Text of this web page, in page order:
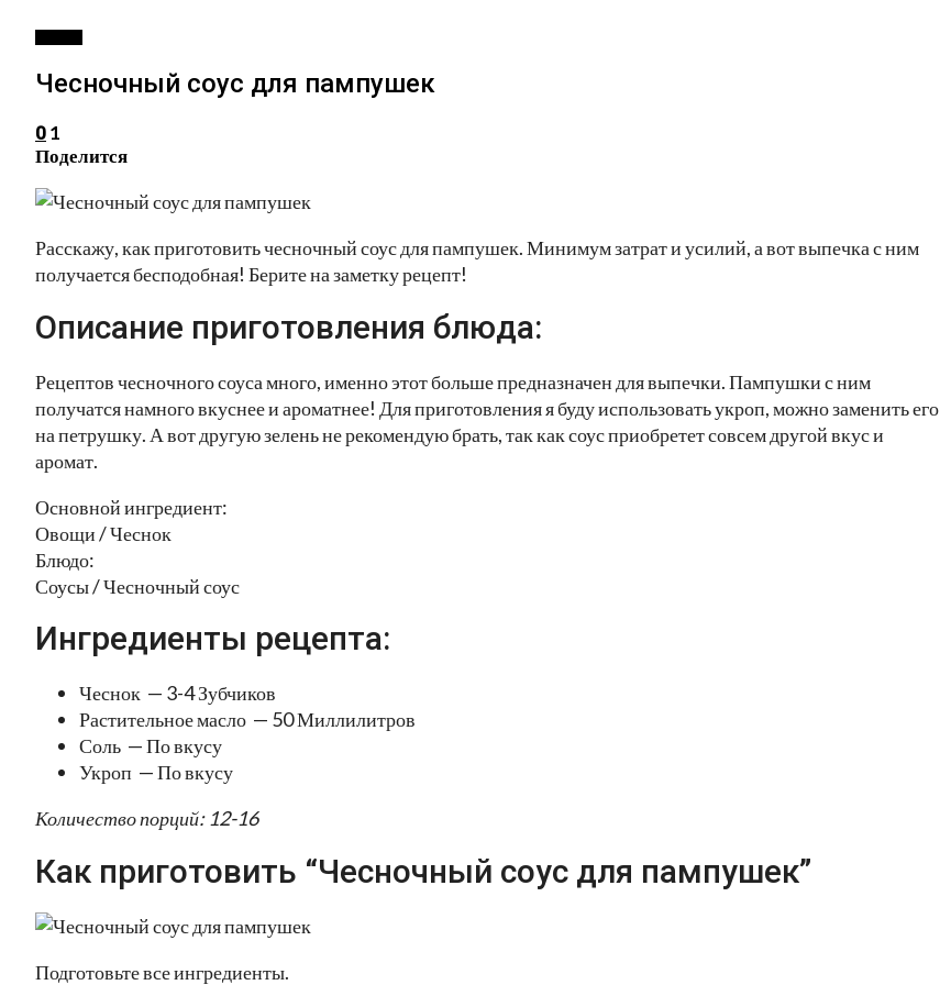
Чесночный соус для пампушек
0 1
Поделится
Расскажу, как приготовить чесночный соус для пампушек. Минимум затрат и усилий, а вот выпечка с ним
получается бесподобная! Берите на заметку рецепт!
Описание приготовления блюда:
Рецептов чесночного соуса много, именно этот больше предназначен для выпечки. Пампушки с ним
получатся намного вкуснее и ароматнее! Для приготовления я буду использовать укроп, можно заменить его
на петрушку. А вот другую зелень не рекомендую брать, так как соус приобретет совсем другой вкус и
аромат.
Основной ингредиент:
Овощи / Чеснок
Блюдо:
Соусы / Чесночный соус
Ингредиенты рецепта:
Чеснок — 3-4 Зубчиков
Растительное масло — 50 Миллилитров
Соль — По вкусу
Укроп — По вкусу
Количество порций: 12-16
Как приготовить “Чесночный соус для пампушек”
Подготовьте все ингредиенты.